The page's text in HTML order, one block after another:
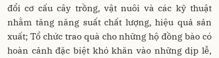
đổi cơ cấu cây trồng, vật nuôi và các kỹ thuật
nhằm tăng năng suất chất lượng, hiệu quả sản
xuất; Tổ chức trao quà cho những hộ đồng bào có
hoàn cảnh đặc biệt khó khăn vào những dịp lễ,